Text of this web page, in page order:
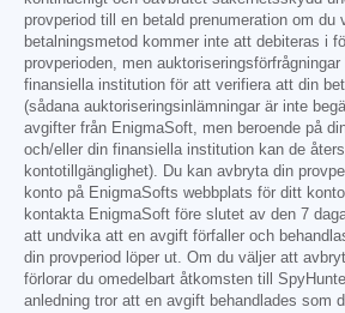
provperiod till en betald prenumeration om du
betalningsmetod kommer inte att debiteras i
provperioden, men
finansiella institution för att verifiera att din
(sådana auktoriseringsinlämningar är inte
avgifter från EnigmaSoft, men beroende på
och/eller din finansiella institution kan de
kontotillgänglighet). Du kan avbryta din
konto på EnigmaSofts webbplats för ditt
kontakta EnigmaSoft före slutet av den 7
att undvika att en avgift förfaller och
din provperiod löper ut. Om du väljer att
förlorar du omedelbart åtkomsten till
anledning tror att en avgift behandlades som